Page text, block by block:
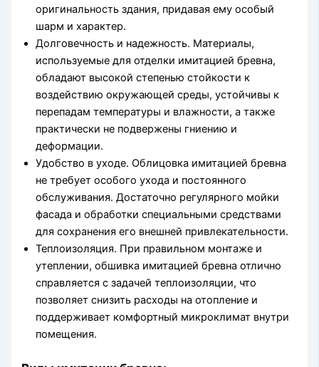
оригинальность здания, придавая ему особый
шарм и характер.
Долговечность и надежность. Материалы,
используемые для отделки имитацией бревна,
обладают высокой степенью стойкости к
воздействию окружающей среды, устойчивы к
перепадам температуры и влажности, а также
практически не подвержены гниению и
деформации.
Удобство в уходе. Облицовка имитацией бревна
не требует особого ухода и постоянного
обслуживания. Достаточно регулярного мойки
фасада и обработки специальными средствами
для сохранения его внешней привлекательности.
Теплоизоляция. При правильном монтаже и
утеплении, обшивка имитацией бревна отлично
справляется с задачей теплоизоляции, что
позволяет снизить расходы на отопление и
поддерживает комфортный микроклимат внутри
помещения.